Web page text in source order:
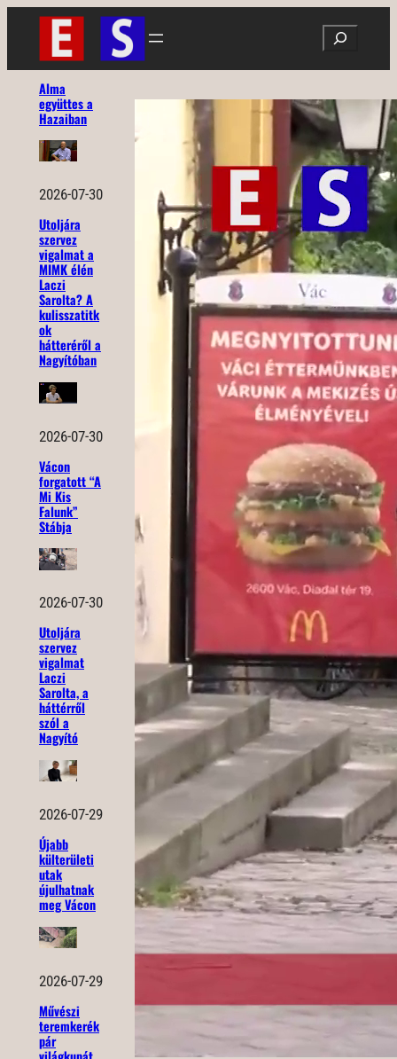
Ugrás
tartalomhoz
Search
Alma
együttes a
Hazaiban
2026-07-30
Utoljára
szervez
vigalmat a
MIMK élén
Laczi
Sarolta? A
kulisszatitk
ok
hátteréről a
Nagyítóban
2026-07-30
Vácon
forgatott “A
Mi Kis
Falunk”
Stábja
2026-07-30
Utoljára
szervez
vigalmat
Laczi
Sarolta, a
háttérről
szól a
Nagyító
2026-07-29
Újabb
külterületi
utak
újulhatnak
meg Vácon
2026-07-29
Művészi
teremkerék
pár